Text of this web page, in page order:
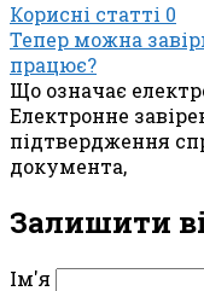
Корисні статті 0
Тепер можна
працює?
Що означає
Електронне
підтвердження
документа,
Залишити
Ім'я